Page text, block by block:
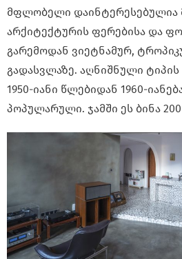
მფლობელი
არქიტექტურის ფერებისა და
გარემოდან ვიეტნამურ,
გადასვლაზე. აღნიშნული
1950-იანი წლებიდან 1960-
პოპულარული. ჯამში ეს ბინა